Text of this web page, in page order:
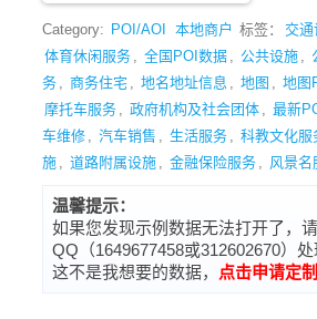
Category: POI/AOI 本地商户 标签： 交通
体育休闲服务 , 全国POI数据 , 公共设施 ,
务 , 商务住宅 , 地名地址信息 , 地图 , 地图
摩托车服务 , 政府机构及社会团体 , 最新
车维修 , 汽车销售 , 生活服务 , 科教文化服
施 , 道路附属设施 , 金融保险服务 , 风景名
温馨提示：
如果您发现示例数据无法打开了，
QQ（1649677458或312602670）处
这不是我想要的数据，
点击申请定制